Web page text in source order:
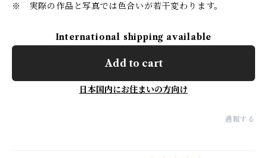
※ 実際の作品と写真では色合いが若干変わります。
International shipping available
Add to cart
日本国内にお住まいの方向け
通報する